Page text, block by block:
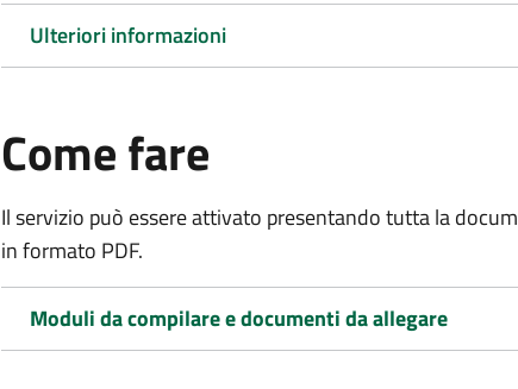
Ulteriori informazioni
Come fare
Il servizio può essere attivato presentando tutta la
in formato PDF.
Moduli da compilare e documenti da allegare